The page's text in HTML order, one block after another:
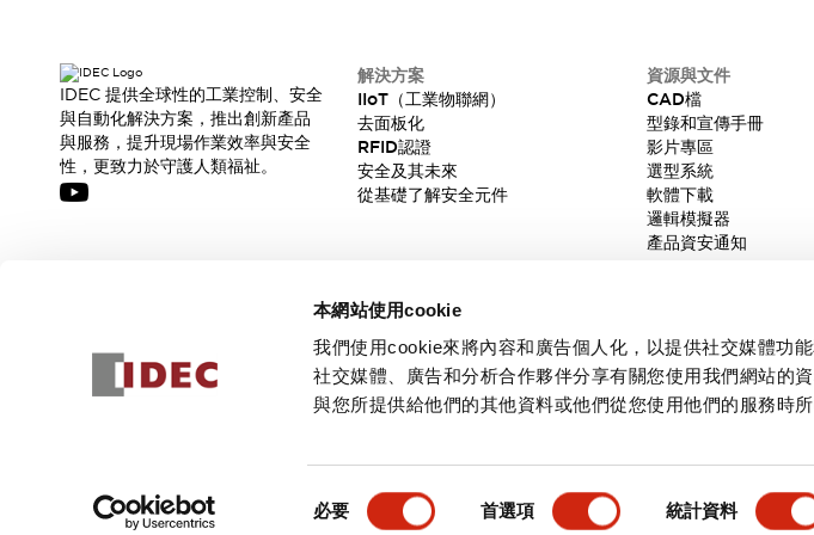
本網站使用cookie
我們使用cookie來將內容和廣告個人化，以提供社交媒體功
社交媒體、廣告和分析合作夥伴分享有關您使用我們網站的
與您所提供給他們的其他資料或他們從您使用他們的服務時所
意
必要 首選項 統計資料
產品詳情 主要特點
IDEC 提供全球性的工業控制、安全
與自動化解決方案，推出創新產品
與服務，提升現場作業效率與安全
性，更致力於守護人類福祉。
解決方案
IIoT（工業物聯網）
去面板化
RFID認證
安全及其未來
從基礎了解安全元件
資源與文件
CAD檔
型錄和宣傳手冊
影片專區
選型系統
軟體下載
邏輯模擬器
產品資安通知
訂閱
隱私權政策使用條款